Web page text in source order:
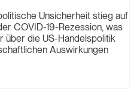
Unsicherheit stieg auf
COVID-19-Rezession, was
über die US-Handelspolitik
Auswirkungen